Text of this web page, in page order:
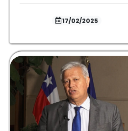
17/02/2025